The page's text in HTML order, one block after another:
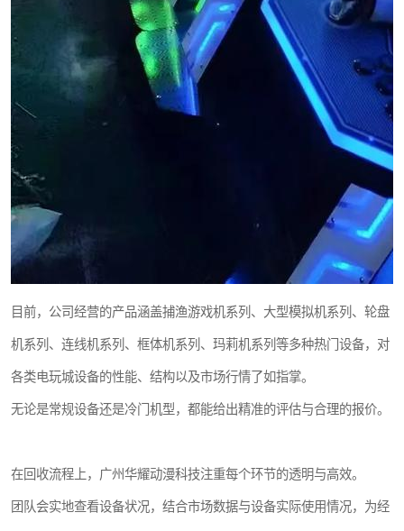
目前，公司经营的产品涵盖捕渔游戏机系列、大型模拟机系列、轮盘
机系列、连线机系列、框体机系列、玛莉机系列等多种热门设备，对
各类电玩城设备的性能、结构以及市场行情了如指掌。
无论是常规设备还是冷门机型，都能给出精准的评估与合理的报价。
在回收流程上，广州华耀动漫科技注重每个环节的透明与高效。
团队会实地查看设备状况，结合市场数据与设备实际使用情况，为经